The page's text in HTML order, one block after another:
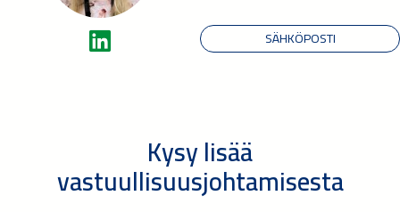
SÄHKÖPOSTI
Kysy lisää
vastuullisuusjohtamisesta